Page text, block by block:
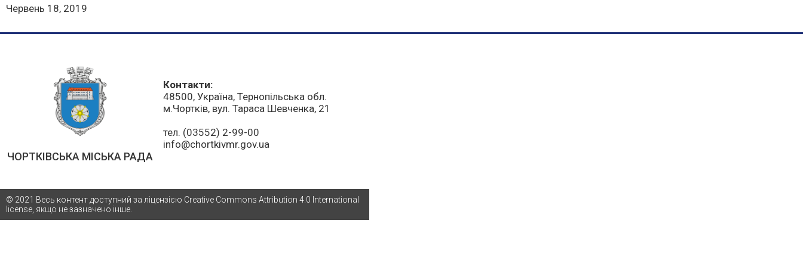
Червень 18, 2019
ЧОРТКІВСЬКА МІСЬКА РАДА
Контакти:
48500, Україна, Тернопільська обл.
м.Чортків, вул. Тараса Шевченка, 21
тел. (03552) 2-99-00
info@chortkivmr.gov.ua
© 2021 Весь контент доступний за ліцензією Creative Commons Attribution 4.0 International
license, якщо не зазначено інше.